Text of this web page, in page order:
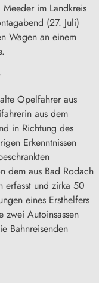
im Landkreis
(27. Juli)
Wagen an einem
Opelfahrer aus
aus dem
in Richtung des
Erkenntnissen
dem aus Bad Rodach
erfasst und zirka 50
eines Ersthelfers
zwei Autoinsassen
Bahnreisenden